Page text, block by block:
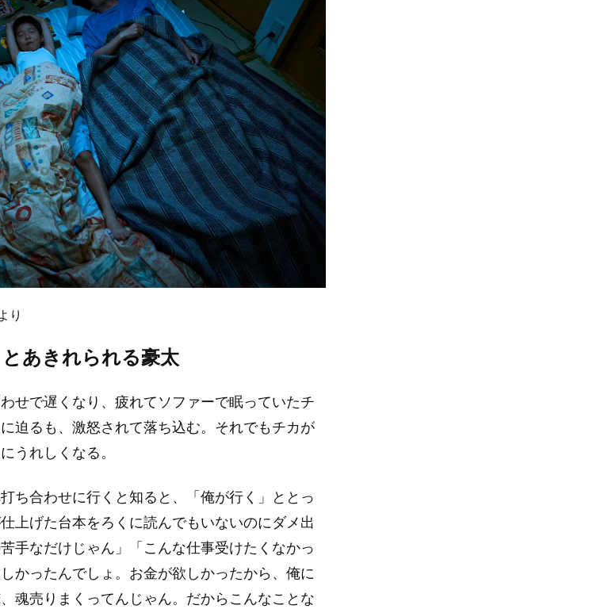
り
あきれられる豪太
せで遅くなり、疲れてソファーで眠っていたチ
迫るも、激怒されて落ち込む。それでもチカが
うれしくなる。
ち合わせに行くと知ると、「俺が行く」ととっ
上げた台本をろくに読んでもいないのにダメ出
手なだけじゃん」「こんな仕事受けたくなかっ
かったんでしょ。お金が欲しかったから、俺に
魂売りまくってんじゃん。だからこんなことな